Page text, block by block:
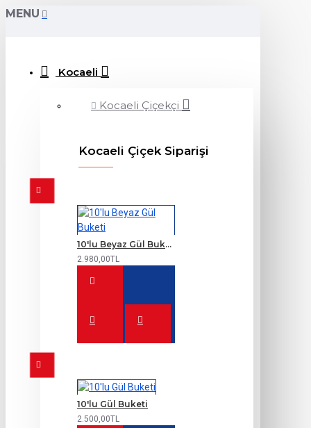
MENU
Kocaeli
Kocaeli Çiçekçi
Kocaeli Çiçek Siparişi
10'lu Beyaz Gül Buketi
2.980,00TL
10'lu Gül Buketi
2.500,00TL